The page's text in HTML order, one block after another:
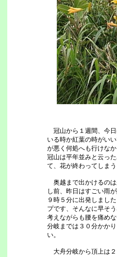
冠山から１週間、今日
いる時か紅葉の時がい
が悪く何処へも行けな
冠山は平年並みと云っ
て、花が終わってしま
奥越まで出かけるのは
し前、昨日はすごい雨
９時５分に出発しまし
プです、そんなに早そ
考えながらも腰を痛め
分岐までは３０分かか
い。
大舟分岐から頂上は２